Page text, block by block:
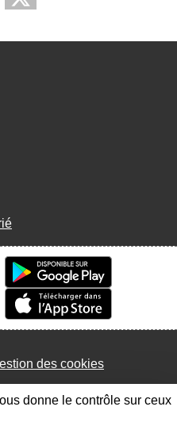
des cookies
donne le contrôle sur ceux